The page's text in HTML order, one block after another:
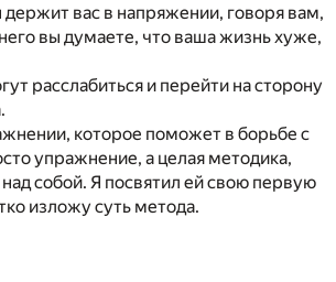
вас в напряжении, говоря вам,
вы думаете, что ваша жизнь хуже,
расслабиться и перейти на сторону
которое поможет в борьбе с
упражнение, а целая методика,
собой. Я посвятил ей свою первую
изложу суть метода.